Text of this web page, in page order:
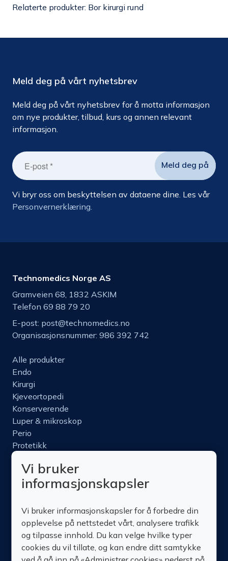
Relaterte produkter: Bor kirurgi rund
Meld deg på vårt nyhetsbrev
Meld deg på vårt nyhetsbrev for å motta informasjon
om nye produkter, tilbud, kurs og annen relevant
informasjon.
Vi bryr oss om beskyttelsen av dataene dine. Les vår
Personvernerklæring.
Technomedics Norge AS
Gramveien 68, 1832 ASKIM
Telefon 69 88 79 20
E-post: post@technomedics.no
Organisasjonsnummer: 986 392 742
Alle produkter
Endo
Kirurgi
Kjeveortopedi
Konserverende
Luper & mikroskop
Perio
Protetikk
Nettbutikk
Produktinfo
Om oss
Kontakt oss
Vi bruker
informasjonskapsler
Vi bruker informasjonskapsler for å forbedre din
opplevelse på nettstedet vårt, analysere trafikk
og tilpasse innhold. Du kan velge hvilke typer
cookies du vil tillate, og kan endre ditt samtykke